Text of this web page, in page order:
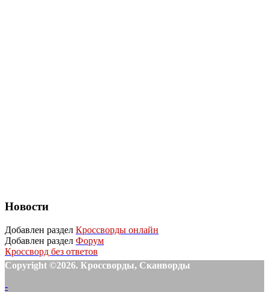
Новости
Добавлен раздел Кроссворды онлайн
Добавлен раздел Форум
Кроссворд без ответов
Copyright ©2026. Кроссворды, Сканворды
-